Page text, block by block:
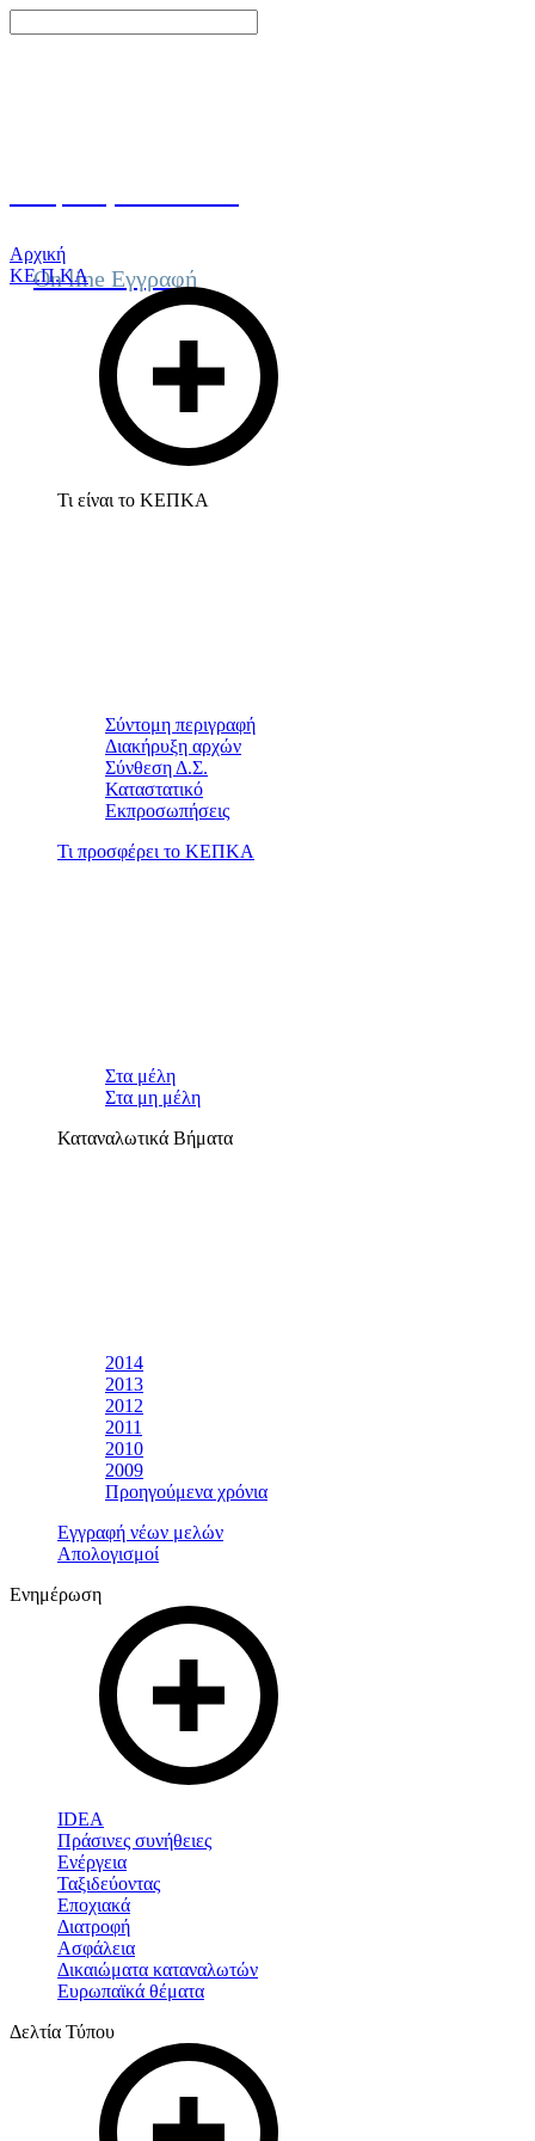
On line Εγγραφή
Αρχική
ΚΕ.Π.ΚΑ
Τι είναι το ΚΕΠΚΑ
Σύντομη περιγραφή
Διακήρυξη αρχών
Σύνθεση Δ.Σ.
Καταστατικό
Εκπροσωπήσεις
Τι προσφέρει το ΚΕΠΚΑ
Στα μέλη
Στα μη μέλη
Καταναλωτικά Βήματα
2014
2013
2012
2011
2010
2009
Προηγούμενα χρόνια
Εγγραφή νέων μελών
Απολογισμοί
Ενημέρωση
IDEA
Πράσινες συνήθειες
Ενέργεια
Ταξιδεύοντας
Εποχιακά
Διατροφή
Ασφάλεια
Δικαιώματα καταναλωτών
Ευρωπαϊκά θέματα
Δελτία Τύπου